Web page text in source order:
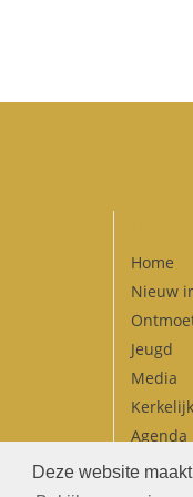
Deze website
Home
Nieuw
Jeugd
Media
Agenda
Contact